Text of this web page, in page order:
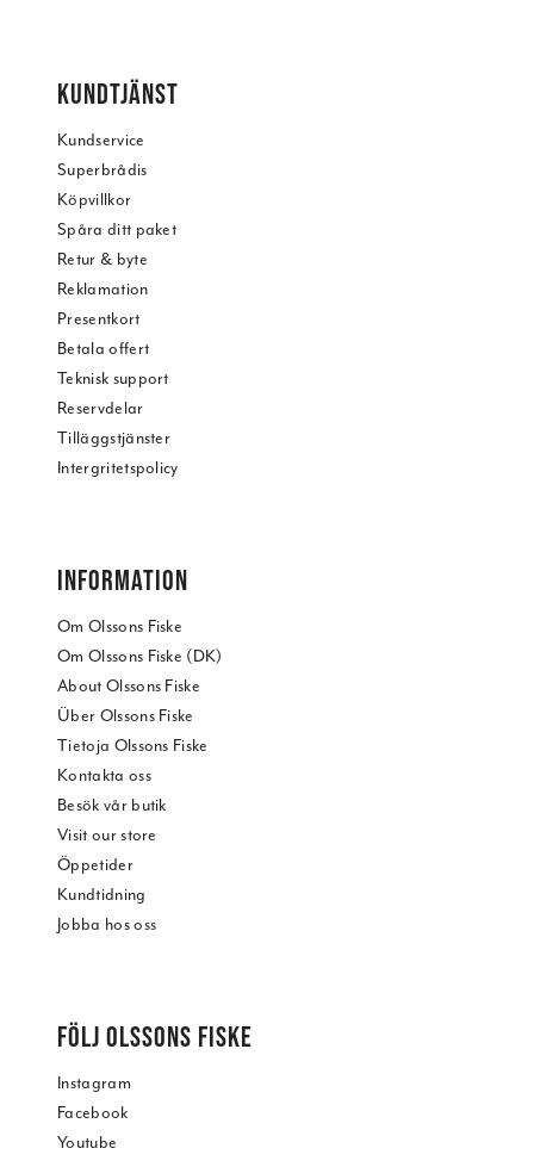
KUNDTJÄNST
Kundservice
Superbrådis
Köpvillkor
Spåra ditt paket
Retur & byte
Reklamation
Presentkort
Betala offert
Teknisk support
Reservdelar
Tilläggstjänster
Intergritetspolicy
INFORMATION
Om Olssons Fiske
Om Olssons Fiske (DK)
About Olssons Fiske
Über Olssons Fiske
Tietoja Olssons Fiske
Kontakta oss
Besök vår butik
Visit our store
Öppetider
Kundtidning
Jobba hos oss
FÖLJ OLSSONS FISKE
Instagram
Facebook
Youtube